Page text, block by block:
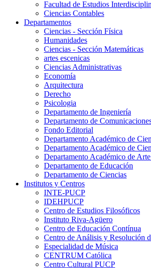
Facultad de Estudios
Ciencias Contables
Departamentos
Ciencias - Sección Física
Humanidades
Ciencias - Sección Matemáticas
artes escenicas
Ciencias Administrativas
Economía
Arquitectura
Derecho
Psicologia
Departamento de Ingeniería
Departamento de
Fondo Editorial
Departamento Académico de
Departamento Académico de
Departamento Académico de
Departamento de Educación
Departamento de Ciencias
Institutos y Centros
INTE-PUCP
IDEHPUCP
Centro de Estudios Filosóficos
Instituto Riva-Agüero
Centro de Educación Contínua
Centro de Análisis y Resolución
Especialidad de Música
CENTRUM Católica
Centro Cultural PUCP